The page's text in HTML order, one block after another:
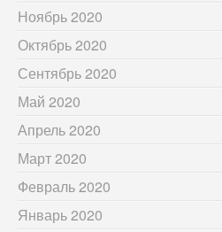
Ноябрь 2020
Октябрь 2020
Сентябрь 2020
Май 2020
Апрель 2020
Март 2020
Февраль 2020
Январь 2020